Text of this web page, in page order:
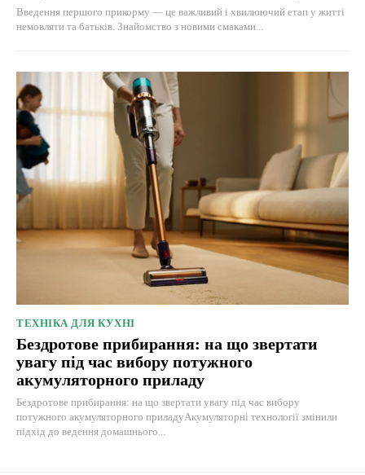
Введення першого прикорму — це важливий і хвилюючий етап у житті
немовляти та батьків. Знайомство з новими смаками...
ТЕХНІКА ДЛЯ КУХНІ
Бездротове прибирання: на що звертати
увагу під час вибору потужного
акумуляторного приладу
Бездротове прибирання: на що звертати увагу під час вибору
потужного акумуляторного приладуАкумуляторні технології змінили
підхід до ведення домашнього...